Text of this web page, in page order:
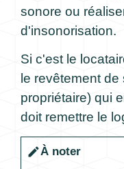
sonore ou
d'insonorisation.
Si c'est le
le revêtement
propriétaire) qui
doit remettre le
editÀ noter